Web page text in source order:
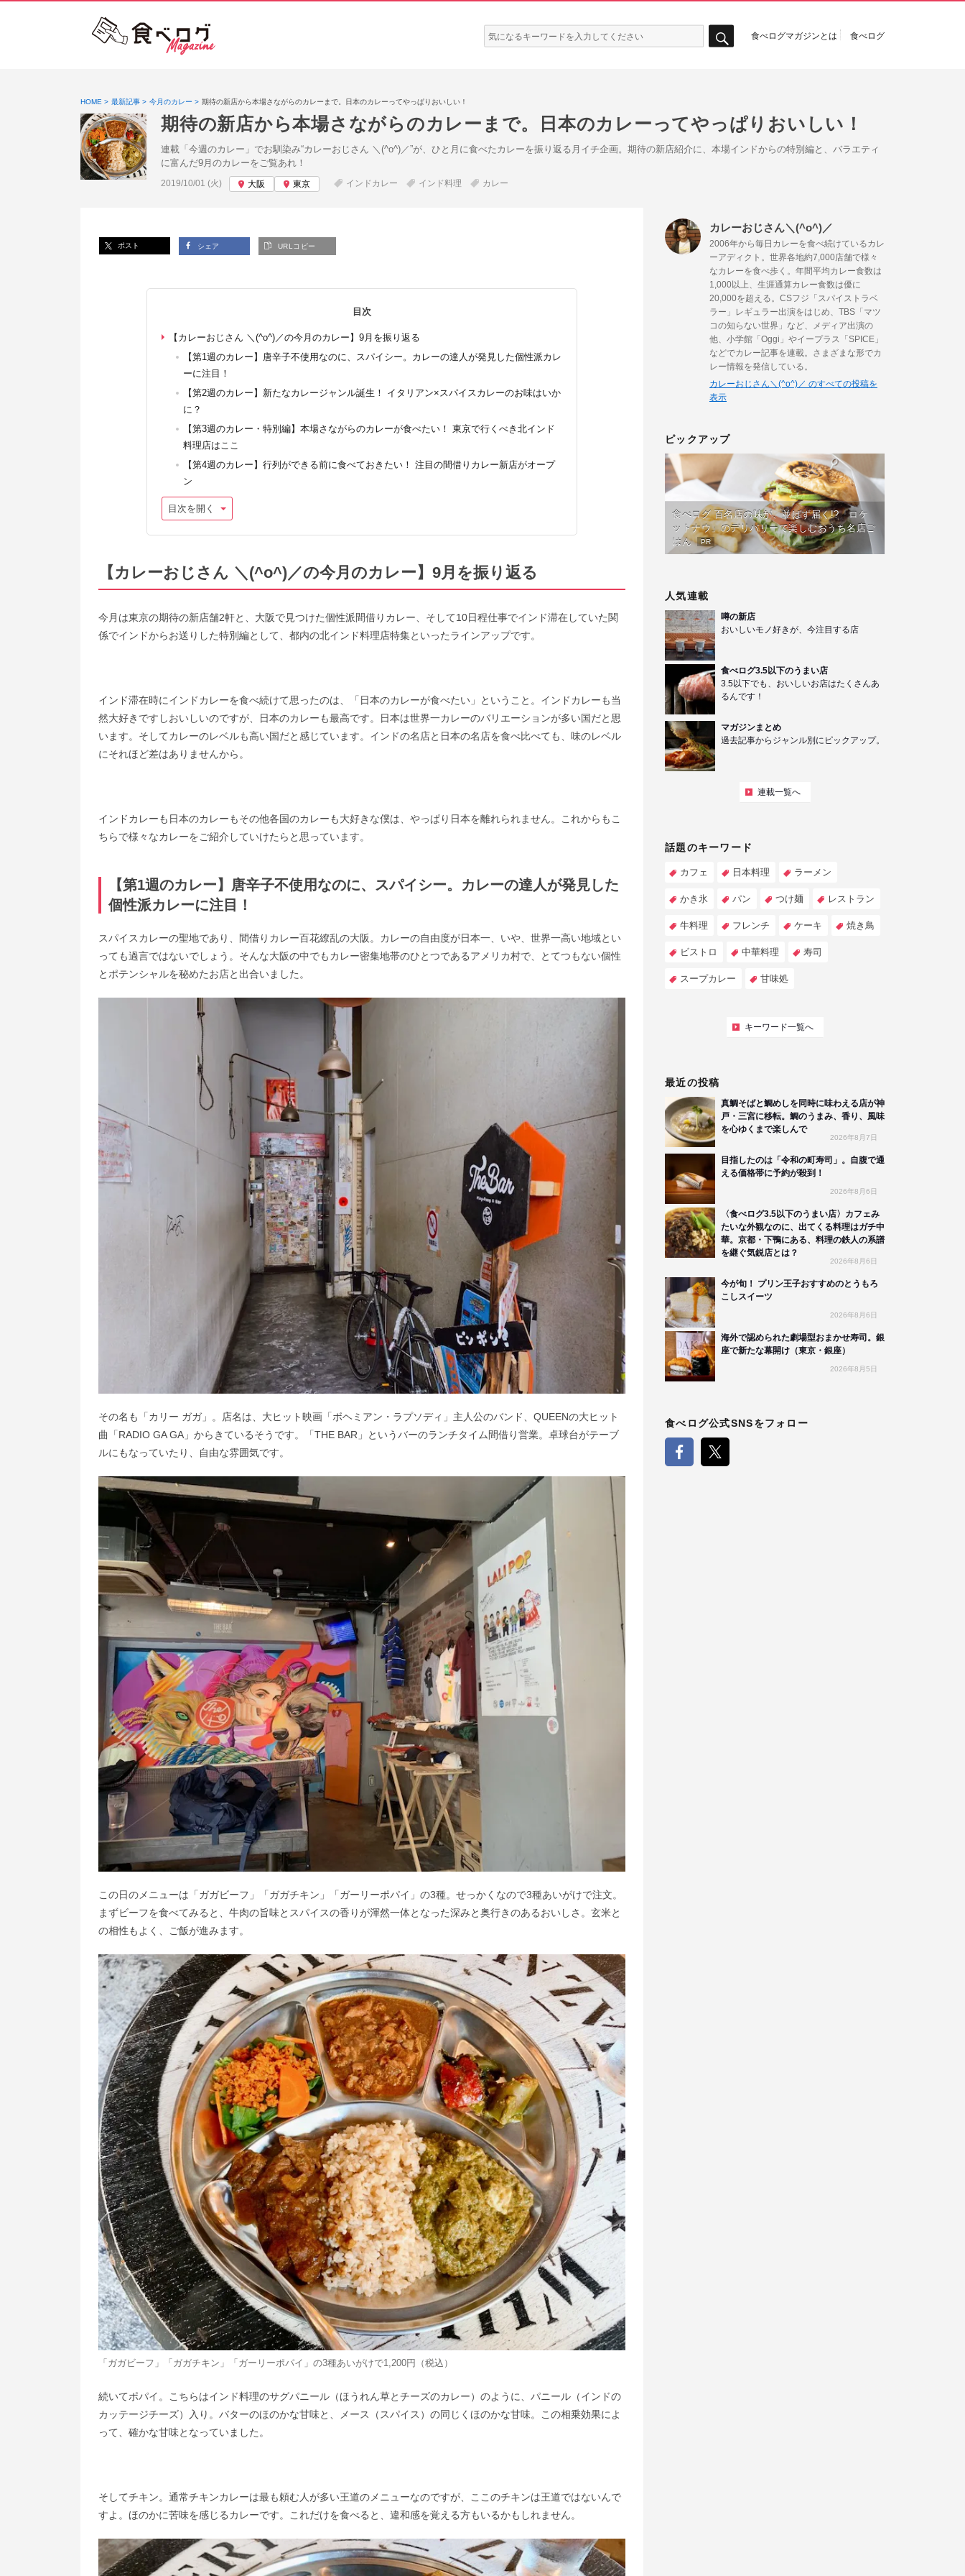
検
索:
食べログマガジンとは 食べログ
HOME 最新記事 今月のカレー 期待の新店から本場さながらのカレーまで。日本のカレーってやっぱりおいしい！
期待の新店から本場さながらのカレーまで。日本のカレーってやっぱりおいしい！
連載「今週のカレー」でお馴染み“カレーおじさん ＼(^o^)／”が、ひと月に食べたカレーを振り返る月イチ企画。期待の新店紹介に、本場インドからの特別編と、バラエティ
に富んだ9月のカレーをご覧あれ！
投稿日:
2019/10/01 (火) 大阪 東京 インドカレー インド料理 カレー
ポスト シェア URLコピー
目次
【カレーおじさん ＼(^o^)／の今月のカレー】9月を振り返る
【第1週のカレー】唐辛子不使用なのに、スパイシー。カレーの達人が発見した個性派カレ
ーに注目！
【第2週のカレー】新たなカレージャンル誕生！ イタリアン×スパイスカレーのお味はいか
に？
【第3週のカレー・特別編】本場さながらのカレーが食べたい！ 東京で行くべき北インド
料理店はここ
【第4週のカレー】行列ができる前に食べておきたい！ 注目の間借りカレー新店がオープ
ン
目次を開く
【カレーおじさん ＼(^o^)／の今月のカレー】9月を振り返る
今月は東京の期待の新店舗2軒と、大阪で見つけた個性派間借りカレー、そして10日程仕事でインド滞在していた関
係でインドからお送りした特別編として、都内の北インド料理店特集といったラインアップです。
インド滞在時にインドカレーを食べ続けて思ったのは、「日本のカレーが食べたい」ということ。インドカレーも当
然大好きですしおいしいのですが、日本のカレーも最高です。日本は世界一カレーのバリエーションが多い国だと思
います。そしてカレーのレベルも高い国だと感じています。インドの名店と日本の名店を食べ比べても、味のレベル
にそれほど差はありませんから。
インドカレーも日本のカレーもその他各国のカレーも大好きな僕は、やっぱり日本を離れられません。これからもこ
ちらで様々なカレーをご紹介していけたらと思っています。
【第1週のカレー】唐辛子不使用なのに、スパイシー。カレーの達人が発見した
個性派カレーに注目！
スパイスカレーの聖地であり、間借りカレー百花繚乱の大阪。カレーの自由度が日本一、いや、世界一高い地域とい
っても過言ではないでしょう。そんな大阪の中でもカレー密集地帯のひとつであるアメリカ村で、とてつもない個性
とポテンシャルを秘めたお店と出合いました。
その名も「カリー ガガ」。店名は、大ヒット映画「ボヘミアン・ラプソディ」主人公のバンド、QUEENの大ヒット
曲「RADIO GA GA」からきているそうです。「THE BAR」というバーのランチタイム間借り営業。卓球台がテーブ
ルにもなっていたり、自由な雰囲気です。
この日のメニューは「ガガビーフ」「ガガチキン」「ガーリーポパイ」の3種。せっかくなので3種あいがけで注文。
まずビーフを食べてみると、牛肉の旨味とスパイスの香りが渾然一体となった深みと奥行きのあるおいしさ。玄米と
の相性もよく、ご飯が進みます。
「ガガビーフ」「ガガチキン」「ガーリーポパイ」の3種あいがけで1,200円（税込）
続いてポパイ。こちらはインド料理のサグパニール（ほうれん草とチーズのカレー）のように、パニール（インドの
カッテージチーズ）入り。バターのほのかな甘味と、メース（スパイス）の同じくほのかな甘味。この相乗効果によ
って、確かな甘味となっていました。
そしてチキン。通常チキンカレーは最も頼む人が多い王道のメニューなのですが、ここのチキンは王道ではないんで
すよ。ほのかに苦味を感じるカレーです。これだけを食べると、違和感を覚える方もいるかもしれません。
カレーおじさん＼(^o^)／
2006年から毎日カレーを食べ続けているカレ
ーアディクト。世界各地約7,000店舗で様々
なカレーを食べ歩く。年間平均カレー食数は
1,000以上、生涯通算カレー食数は優に
20,000を超える。CSフジ「スパイストラベ
ラー」レギュラー出演をはじめ、TBS「マツ
コの知らない世界」など、メディア出演の
他、小学館「Oggi」やイープラス「SPICE」
などでカレー記事を連載。さまざまな形でカ
レー情報を発信している。
カレーおじさん＼(^o^)／ のすべての投稿を
表示
ピックアップ
食べログ 百名店の味が、並ばず届く!?「ロケ
ットナウ」のデリバリーで楽しむおうち名店ご
はん
PR
人気連載
噂の新店
おいしいモノ好きが、今注目する店
食べログ3.5以下のうまい店
3.5以下でも、おいしいお店はたくさんあ
るんです！
マガジンまとめ
過去記事からジャンル別にピックアップ。
連載一覧へ
話題のキーワード
カフェ 日本料理 ラーメン
かき氷 パン つけ麺 レストラン
牛料理 フレンチ ケーキ 焼き鳥
ビストロ 中華料理 寿司
スープカレー 甘味処
キーワード一覧へ
最近の投稿
真鯛そばと鯛めしを同時に味わえる店が神
戸・三宮に移転。鯛のうまみ、香り、風味
を心ゆくまで楽しんで
2026年8月7日
目指したのは「令和の町寿司」。自腹で通
える価格帯に予約が殺到！
2026年8月6日
〈食べログ3.5以下のうまい店〉カフェみ
たいな外観なのに、出てくる料理はガチ中
華。京都・下鴨にある、料理の鉄人の系譜
を継ぐ気鋭店とは？
2026年8月6日
今が旬！ プリン王子おすすめのとうもろ
こしスイーツ
2026年8月6日
海外で認められた劇場型おまかせ寿司。銀
座で新たな幕開け（東京・銀座）
2026年8月5日
食べログ公式SNSをフォロー